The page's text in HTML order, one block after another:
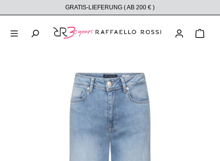
GRATIS-LIEFERUNG ( AB 200 € )